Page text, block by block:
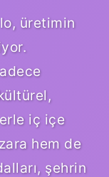
üretimin
iç içe
hem de
şehrin